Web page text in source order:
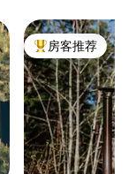
热门「房客推荐」
房客推荐